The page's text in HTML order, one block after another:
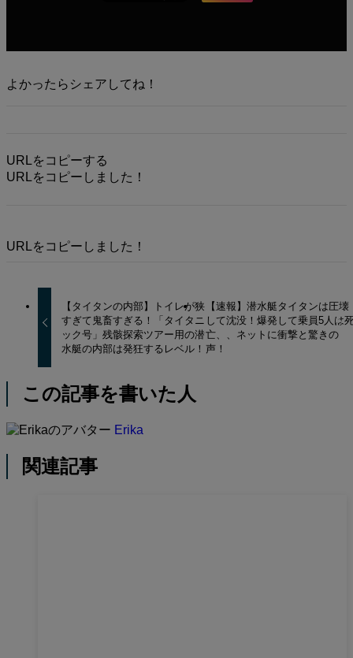
よかったらシェアしてね！
URLをコピーする
URLをコピーしました！
URLをコピーしました！
【タイタンの内部】トイレが狭
すぎて鬼畜すぎる！「タイタニ
ック号」残骸探索ツアー用の潜
水艇の内部は発狂するレベル！
【速報】潜水艇タイタンは圧壊
して沈没！爆発して乗員5人は
亡、、ネットに衝撃と驚きの
声！
この記事を書いた人
Erika
関連記事